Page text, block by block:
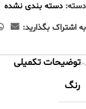
دسته: دسته بندی نشده
به اشتراک بگذارید:
توضیحات تکمیلی
رنگ